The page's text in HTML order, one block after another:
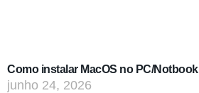
Como instalar MacOS no PC/Notbook
junho 24, 2026